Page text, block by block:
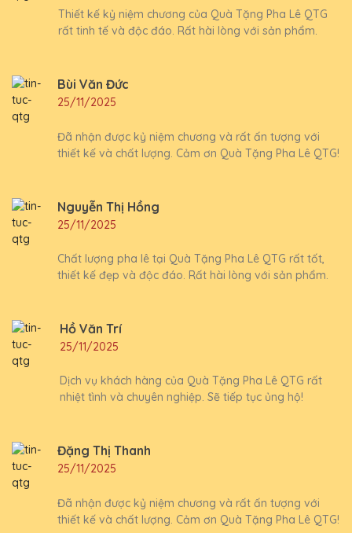
Thiết kế kỷ niệm chương của Quà Tặng Pha Lê QTG
rất tinh tế và độc đáo. Rất hài lòng với sản phẩm.
Bùi Văn Đức
25/11/2025
Đã nhận được kỷ niệm chương và rất ấn tượng với
thiết kế và chất lượng. Cảm ơn Quà Tặng Pha Lê QTG!
Nguyễn Thị Hồng
25/11/2025
Chất lượng pha lê tại Quà Tặng Pha Lê QTG rất tốt,
thiết kế đẹp và độc đáo. Rất hài lòng với sản phẩm.
Hồ Văn Trí
25/11/2025
Dịch vụ khách hàng của Quà Tặng Pha Lê QTG rất
nhiệt tình và chuyên nghiệp. Sẽ tiếp tục ủng hộ!
Đặng Thị Thanh
25/11/2025
Đã nhận được kỷ niệm chương và rất ấn tượng với
thiết kế và chất lượng. Cảm ơn Quà Tặng Pha Lê QTG!